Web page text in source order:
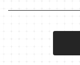
キュウリのコンパニオ
タイム・ハーブ苗